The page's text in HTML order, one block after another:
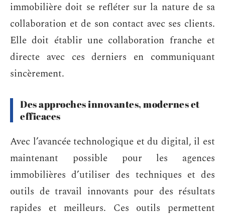
immobilière doit se refléter sur la nature de sa
collaboration et de son contact avec ses clients.
Elle doit établir une collaboration franche et
directe avec ces derniers en communiquant
sincèrement.
Des approches innovantes, modernes et
efficaces
Avec l’avancée technologique et du digital, il est
maintenant possible pour les agences
immobilières d’utiliser des techniques et des
outils de travail innovants pour des résultats
rapides et meilleurs. Ces outils permettent